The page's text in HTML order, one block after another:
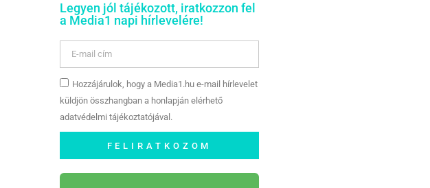
Legyen jól tájékozott, iratkozzon fel
a Media1 napi hírlevelére!
Hozzájárulok, hogy a Media1.hu e-mail hírlevelet
küldjön összhangban a honlapján elérhető
adatvédelmi tájékoztatójával.
FELIRATKOZOM